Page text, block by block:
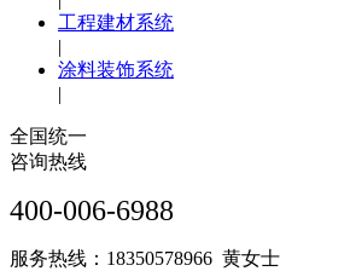
工程建材系统
|
涂料装饰系统
|
全国统一
咨询热线
400-006-6988
服务热线：18350578966 黄女士